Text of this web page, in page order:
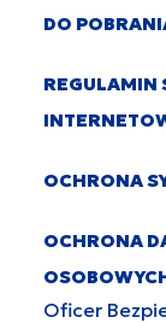
DO
REGULAMIN
OCHRONA
OCHRONA
Oficer